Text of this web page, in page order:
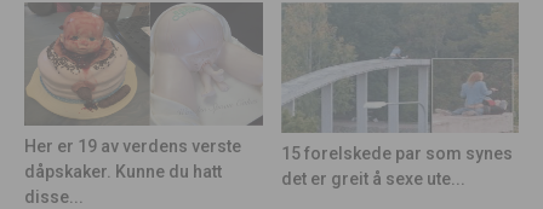
Her er 19 av verdens verste
dåpskaker. Kunne du hatt
disse...
15 forelskede par som synes
det er greit å sexe ute...